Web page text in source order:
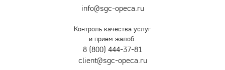
info@sgc-opeca.ru
Контроль качества услуг
и прием жалоб:
8 (800) 444-37-81
client@sgc-opeca.ru